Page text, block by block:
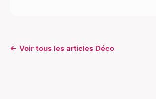
← Voir tous les articles Déco